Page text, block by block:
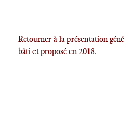
Retourner à la présentation
bâti et proposé en 2018.